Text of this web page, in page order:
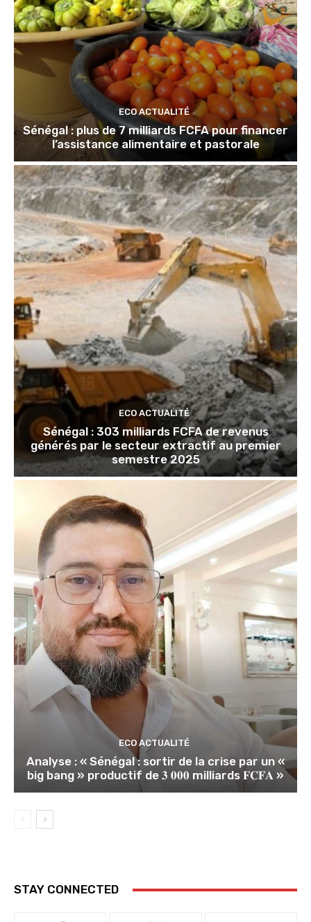
ECO ACTUALITÉ
Sénégal : plus de 7 milliards FCFA pour financer
l’assistance alimentaire et pastorale
ECO ACTUALITÉ
Sénégal : 303 milliards FCFA de revenus
générés par le secteur extractif au premier
semestre 2025
ECO ACTUALITÉ
Analyse : « Sénégal : sortir de la crise par un «
big bang » productif de 𝟑 𝟎𝟎𝟎 milliards 𝐅𝐂𝐅𝐀 »
STAY CONNECTED